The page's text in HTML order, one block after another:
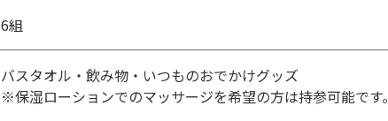
6組
バスタオル・飲み物・いつものおでかけグッズ
※保湿ローションでのマッサージを希望の方は持参可能です。